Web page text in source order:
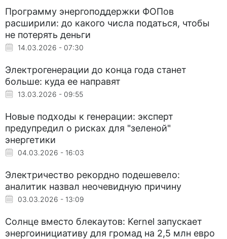
Программу энергоподдержки ФОПов
расширили: до какого числа податься, чтобы
не потерять деньги
14.03.2026 - 07:30
Электрогенерации до конца года станет
больше: куда ее направят
13.03.2026 - 09:55
Новые подходы к генерации: эксперт
предупредил о рисках для "зеленой"
энергетики
04.03.2026 - 16:03
Электричество рекордно подешевело:
аналитик назвал неочевидную причину
03.03.2026 - 13:09
Солнце вместо блекаутов: Kernel запускает
энергоинициативу для громад на 2,5 млн евро